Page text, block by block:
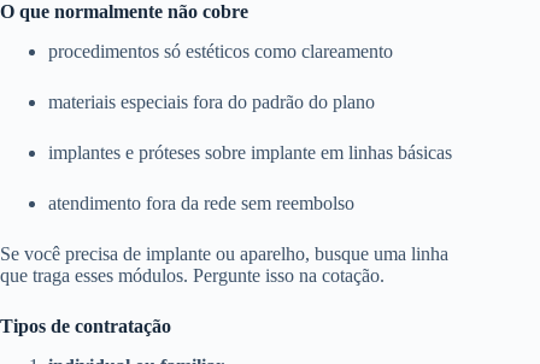
O que normalmente não cobre
procedimentos só estéticos como clareamento
materiais especiais fora do padrão do plano
implantes e próteses sobre implante em linhas básicas
atendimento fora da rede sem reembolso
Se você precisa de implante ou aparelho, busque uma linha
que traga esses módulos. Pergunte isso na cotação.
Tipos de contratação